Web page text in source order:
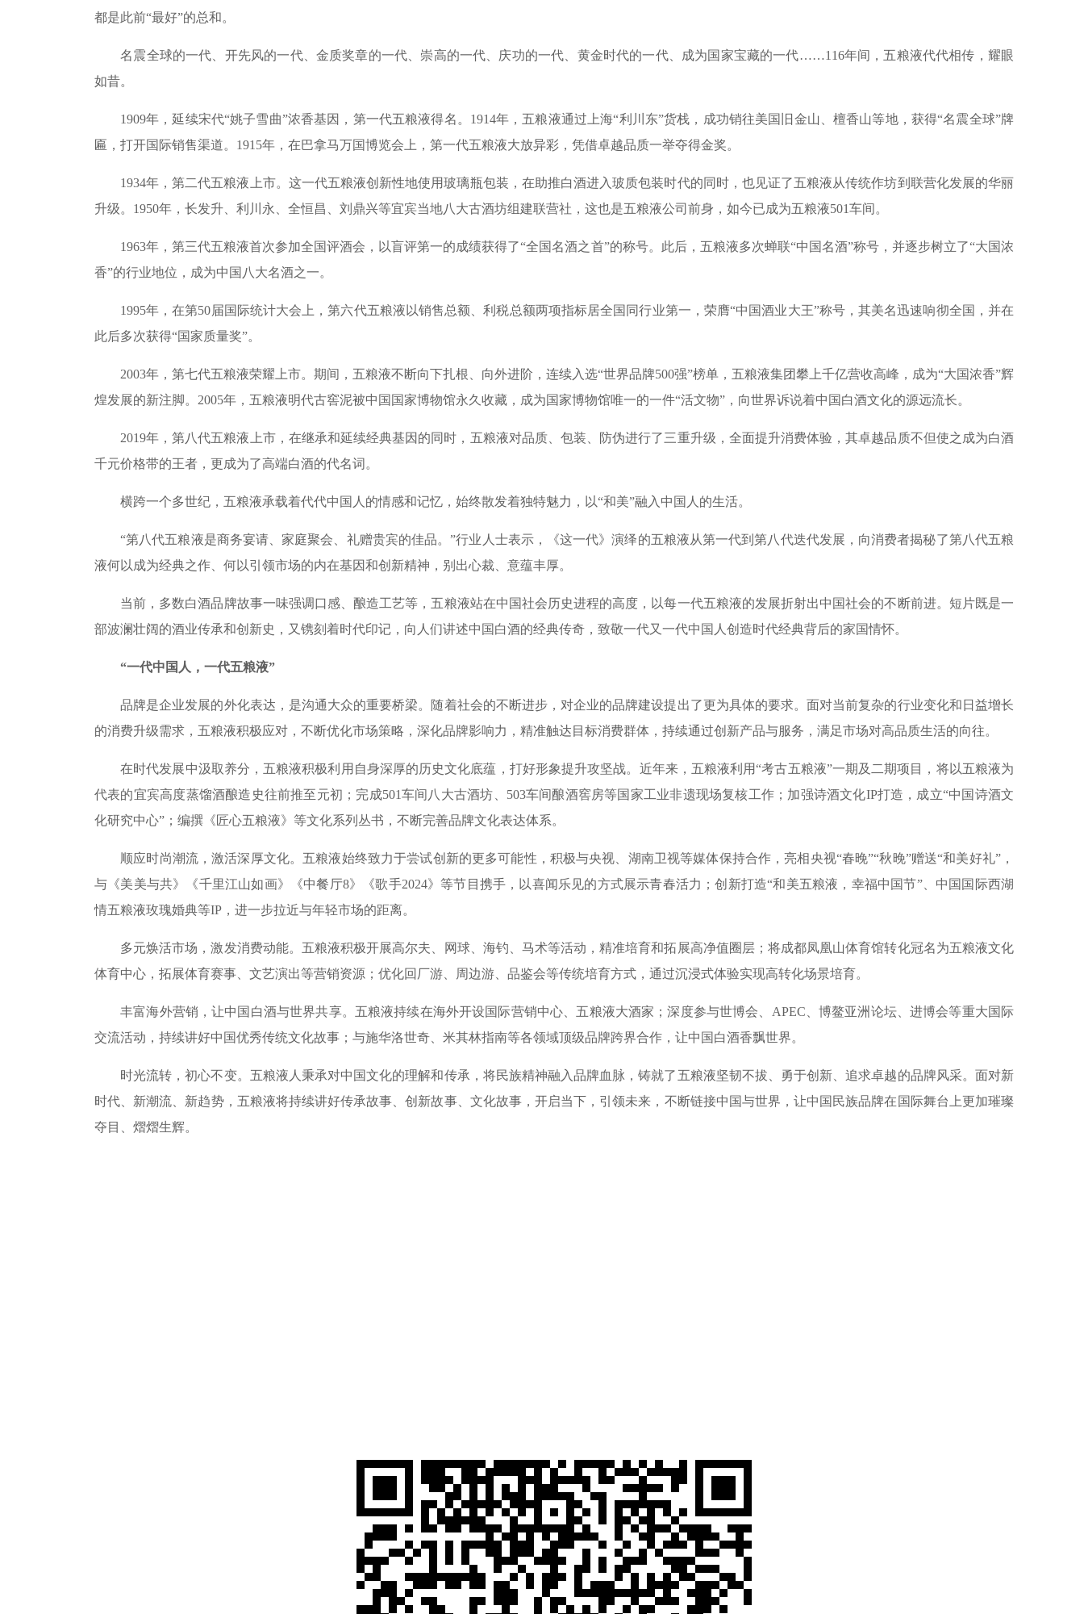
都是此前“最好”的总和。
名震全球的一代、开先风的一代、金质奖章的一代、崇高的一代、庆功的一代、黄金时代的一代、成为国家宝藏的一代……116年间，五粮液代代相传，耀眼
如昔。
1909年，延续宋代“姚子雪曲”浓香基因，第一代五粮液得名。1914年，五粮液通过上海“利川东”货栈，成功销往美国旧金山、檀香山等地，获得“名震全球”牌
匾，打开国际销售渠道。1915年，在巴拿马万国博览会上，第一代五粮液大放异彩，凭借卓越品质一举夺得金奖。
1934年，第二代五粮液上市。这一代五粮液创新性地使用玻璃瓶包装，在助推白酒进入玻质包装时代的同时，也见证了五粮液从传统作坊到联营化发展的华丽
升级。1950年，长发升、利川永、全恒昌、刘鼎兴等宜宾当地八大古酒坊组建联营社，这也是五粮液公司前身，如今已成为五粮液501车间。
1963年，第三代五粮液首次参加全国评酒会，以盲评第一的成绩获得了“全国名酒之首”的称号。此后，五粮液多次蝉联“中国名酒”称号，并逐步树立了“大国浓
香”的行业地位，成为中国八大名酒之一。
1995年，在第50届国际统计大会上，第六代五粮液以销售总额、利税总额两项指标居全国同行业第一，荣膺“中国酒业大王”称号，其美名迅速响彻全国，并在
此后多次获得“国家质量奖”。
2003年，第七代五粮液荣耀上市。期间，五粮液不断向下扎根、向外进阶，连续入选“世界品牌500强”榜单，五粮液集团攀上千亿营收高峰，成为“大国浓香”辉
煌发展的新注脚。2005年，五粮液明代古窖泥被中国国家博物馆永久收藏，成为国家博物馆唯一的一件“活文物”，向世界诉说着中国白酒文化的源远流长。
2019年，第八代五粮液上市，在继承和延续经典基因的同时，五粮液对品质、包装、防伪进行了三重升级，全面提升消费体验，其卓越品质不但使之成为白酒
千元价格带的王者，更成为了高端白酒的代名词。
横跨一个多世纪，五粮液承载着代代中国人的情感和记忆，始终散发着独特魅力，以“和美”融入中国人的生活。
“第八代五粮液是商务宴请、家庭聚会、礼赠贵宾的佳品。”行业人士表示，《这一代》演绎的五粮液从第一代到第八代迭代发展，向消费者揭秘了第八代五粮
液何以成为经典之作、何以引领市场的内在基因和创新精神，别出心裁、意蕴丰厚。
当前，多数白酒品牌故事一味强调口感、酿造工艺等，五粮液站在中国社会历史进程的高度，以每一代五粮液的发展折射出中国社会的不断前进。短片既是一
部波澜壮阔的酒业传承和创新史，又镌刻着时代印记，向人们讲述中国白酒的经典传奇，致敬一代又一代中国人创造时代经典背后的家国情怀。
“一代中国人，一代五粮液”
品牌是企业发展的外化表达，是沟通大众的重要桥梁。随着社会的不断进步，对企业的品牌建设提出了更为具体的要求。面对当前复杂的行业变化和日益增长
的消费升级需求，五粮液积极应对，不断优化市场策略，深化品牌影响力，精准触达目标消费群体，持续通过创新产品与服务，满足市场对高品质生活的向往。
在时代发展中汲取养分，五粮液积极利用自身深厚的历史文化底蕴，打好形象提升攻坚战。近年来，五粮液利用“考古五粮液”一期及二期项目，将以五粮液为
代表的宜宾高度蒸馏酒酿造史往前推至元初；完成501车间八大古酒坊、503车间酿酒窖房等国家工业非遗现场复核工作；加强诗酒文化IP打造，成立“中国诗酒文
化研究中心”；编撰《匠心五粮液》等文化系列丛书，不断完善品牌文化表达体系。
顺应时尚潮流，激活深厚文化。五粮液始终致力于尝试创新的更多可能性，积极与央视、湖南卫视等媒体保持合作，亮相央视“春晚”“秋晚”赠送“和美好礼”，
与《美美与共》《千里江山如画》《中餐厅8》《歌手2024》等节目携手，以喜闻乐见的方式展示青春活力；创新打造“和美五粮液，幸福中国节”、中国国际西湖
情五粮液玫瑰婚典等IP，进一步拉近与年轻市场的距离。
多元焕活市场，激发消费动能。五粮液积极开展高尔夫、网球、海钓、马术等活动，精准培育和拓展高净值圈层；将成都凤凰山体育馆转化冠名为五粮液文化
体育中心，拓展体育赛事、文艺演出等营销资源；优化回厂游、周边游、品鉴会等传统培育方式，通过沉浸式体验实现高转化场景培育。
丰富海外营销，让中国白酒与世界共享。五粮液持续在海外开设国际营销中心、五粮液大酒家；深度参与世博会、APEC、博鳌亚洲论坛、进博会等重大国际
交流活动，持续讲好中国优秀传统文化故事；与施华洛世奇、米其林指南等各领域顶级品牌跨界合作，让中国白酒香飘世界。
时光流转，初心不变。五粮液人秉承对中国文化的理解和传承，将民族精神融入品牌血脉，铸就了五粮液坚韧不拔、勇于创新、追求卓越的品牌风采。面对新
时代、新潮流、新趋势，五粮液将持续讲好传承故事、创新故事、文化故事，开启当下，引领未来，不断链接中国与世界，让中国民族品牌在国际舞台上更加璀璨
夺目、熠熠生辉。